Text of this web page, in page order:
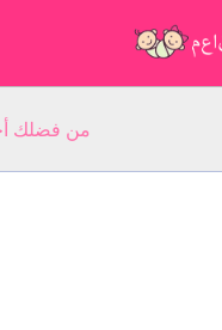
من فضلك أجب عن 5 أسئلة عن